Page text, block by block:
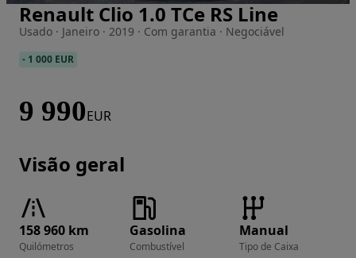
Imagem 1 de 15
Renault Clio 1.0 TCe RS Line
Usado · Janeiro · 2019 · Com garantia · Negociável
- 1 000 EUR
9 990EUR
Visão geral
158 960 km
Quilómetros
Gasolina
Combustível
Manual
Tipo de Caixa